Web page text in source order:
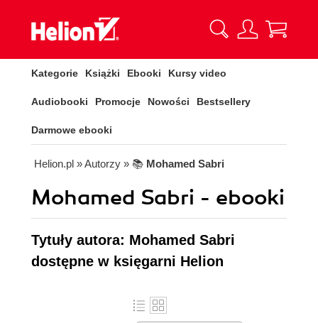
Kategorie Książki Ebooki Kursy video
Audiobooki Promocje Nowości Bestsellery
Darmowe ebooki
Helion.pl » Autorzy » 📚 Mohamed Sabri
Mohamed Sabri - ebooki
Tytuły autora: Mohamed Sabri
dostępne w księgarni Helion